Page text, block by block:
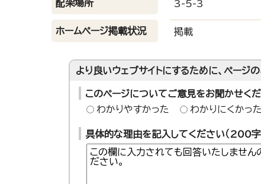
配架場所 3-5-3
ホームページ掲載状況 掲載
より良いウェブサイトにするために、ページ
このページについてご意見をお聞かせく
わかりやすかった
わかりにくかった
具体的な理由を記入してください（200字